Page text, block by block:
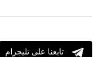
تابعنا على تليجرام